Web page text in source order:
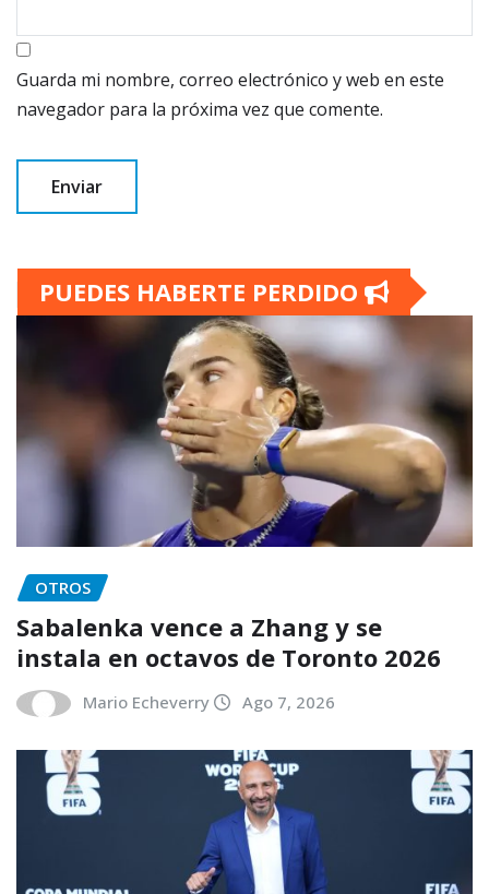
Guarda mi nombre, correo electrónico y web en este
navegador para la próxima vez que comente.
PUEDES HABERTE PERDIDO
OTROS
Sabalenka vence a Zhang y se
instala en octavos de Toronto 2026
Mario Echeverry Ago 7, 2026